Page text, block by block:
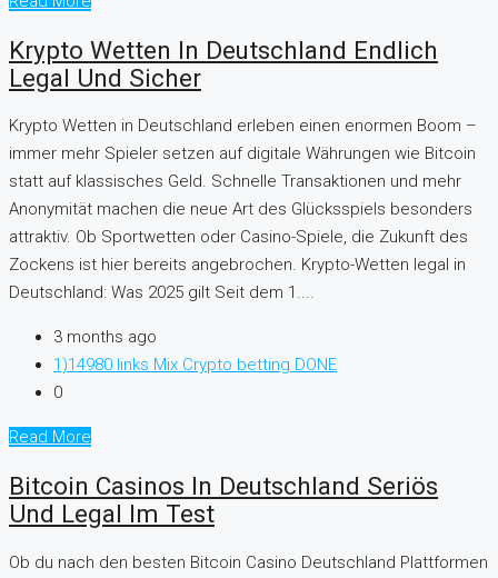
Krypto Wetten In Deutschland Endlich
Legal Und Sicher
Krypto Wetten in Deutschland erleben einen enormen Boom –
immer mehr Spieler setzen auf digitale Währungen wie Bitcoin
statt auf klassisches Geld. Schnelle Transaktionen und mehr
Anonymität machen die neue Art des Glücksspiels besonders
attraktiv. Ob Sportwetten oder Casino-Spiele, die Zukunft des
Zockens ist hier bereits angebrochen. Krypto-Wetten legal in
Deutschland: Was 2025 gilt Seit dem 1....
3 months ago
1)14980 links Mix Crypto betting DONE
0
Read More
Bitcoin Casinos In Deutschland Seriös
Und Legal Im Test
Ob du nach den besten Bitcoin Casino Deutschland Plattformen